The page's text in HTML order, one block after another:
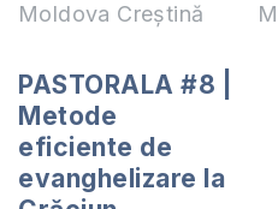
În Biblie nu este
exactă a nașterii
Domnului Isus, nici
cuvântul Crăciun.
Playlist cu emisiuni
despre Crăciun -
Moldova Creștină
PASTORALA #8 |
Metode
eficiente de
evanghelizare la